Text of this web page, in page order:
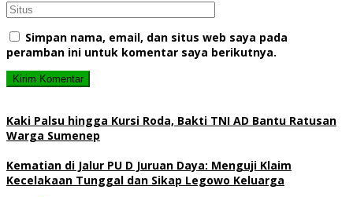
Simpan nama, email, dan situs web saya pada
peramban ini untuk komentar saya berikutnya.
Kaki Palsu hingga Kursi Roda, Bakti TNI AD Bantu Ratusan
Warga Sumenep
Kematian di Jalur PU D Juruan Daya: Menguji Klaim
Kecelakaan Tunggal dan Sikap Legowo Keluarga